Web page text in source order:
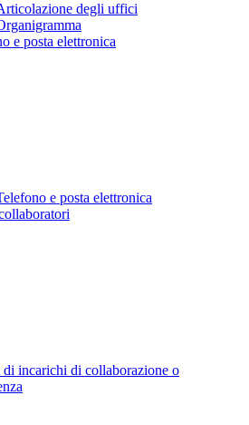
degli uffici
e posta elettronica
e posta elettronica
incarichi di collaborazione o